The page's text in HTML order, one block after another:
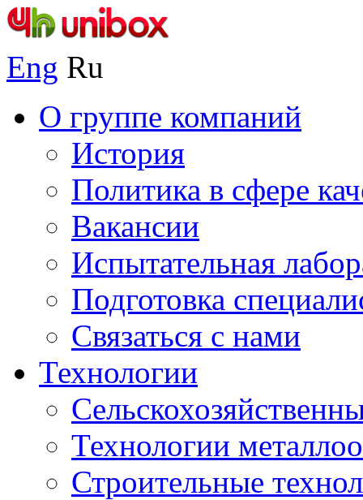
Eng Ru
О группе компаний
История
Политика в сфере
Вакансии
Испытательная
Подготовка
Связаться с нами
Технологии
Технологии
Строительные